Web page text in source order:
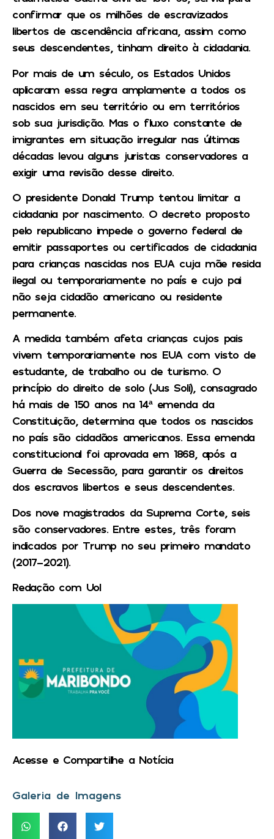
confirmar que os milhões de escravizados
libertos de ascendência africana, assim como
seus descendentes, tinham direito à cidadania.
Por mais de um século, os Estados Unidos
aplicaram essa regra amplamente a todos os
nascidos em seu território ou em territórios
sob sua jurisdição. Mas o fluxo constante de
imigrantes em situação irregular nas últimas
décadas levou alguns juristas conservadores a
exigir uma revisão desse direito.
O presidente Donald Trump tentou limitar a
cidadania por nascimento. O decreto proposto
pelo republicano impede o governo federal de
emitir passaportes ou certificados de cidadania
para crianças nascidas nos EUA cuja mãe resida
ilegal ou temporariamente no país e cujo pai
não seja cidadão americano ou residente
permanente.
A medida também afeta crianças cujos pais
vivem temporariamente nos EUA com visto de
estudante, de trabalho ou de turismo. O
princípio do direito de solo (Jus Soli), consagrado
há mais de 150 anos na 14ª emenda da
Constituição, determina que todos os nascidos
no país são cidadãos americanos. Essa emenda
constitucional foi aprovada em 1868, após a
Guerra de Secessão, para garantir os direitos
dos escravos libertos e seus descendentes.
Dos nove magistrados da Suprema Corte, seis
são conservadores. Entre estes, três foram
indicados por Trump no seu primeiro mandato
(2017-2021).
Redação com Uol
Acesse e Compartilhe a Notícia
Galeria de Imagens